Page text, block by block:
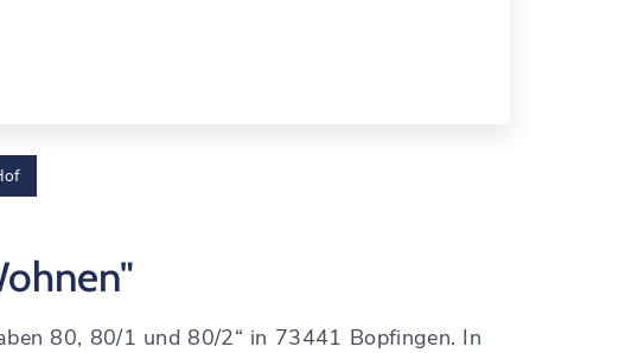
80, 80/1 und 80/2“ in 73441 Bopfingen. In